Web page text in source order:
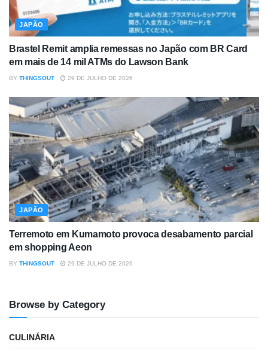
JAPÃO
Brastel Remit amplia remessas no Japão com BR Card
em mais de 14 mil ATMs do Lawson Bank
BY THINGSOUT 29 DE JULHO DE 2026
JAPÃO
Terremoto em Kumamoto provoca desabamento parcial
em shopping Aeon
BY THINGSOUT 29 DE JULHO DE 2026
Browse by Category
CULINÁRIA